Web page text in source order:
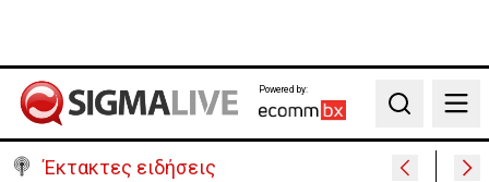
Powered by:
Search
Έκτακτες ειδήσεις